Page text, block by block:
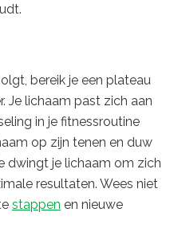
bereik je een plateau
Je lichaam past zich aan
in je fitnessroutine
op zijn tenen en duw
dwingt je lichaam om zich
resultaten. Wees niet
stappen en nieuwe